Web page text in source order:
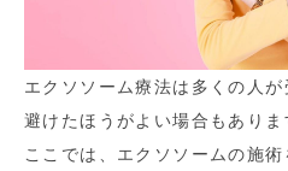
エクソソーム療法は多くの人
避けたほうがよい場合もありま
ここでは、エクソソームの施